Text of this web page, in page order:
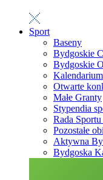
Sport
Baseny
Bydgoskie
Bydgoskie
Otwarte
Małe Granty
Stypendia
Rada
Pozostałe
Aktywna
Bydgoska